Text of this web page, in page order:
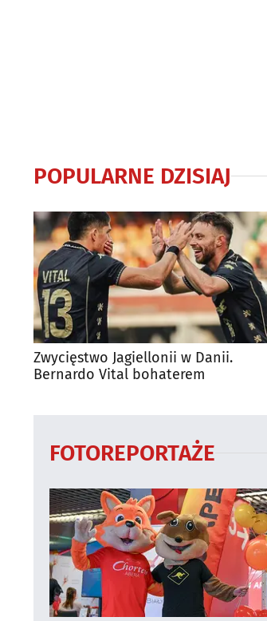
POPULARNE DZISIAJ
Zwycięstwo Jagiellonii w Danii.
Bernardo Vital bohaterem
FOTOREPORTAŻE